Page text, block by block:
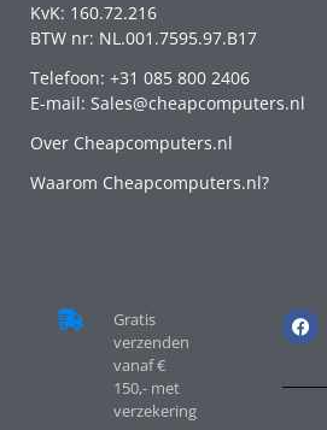
KvK: 160.72.216
BTW nr: NL.001.7595.97.B17
Telefoon: +31 085 800 2406
E-mail: Sales@cheapcomputers.nl
Over Cheapcomputers.nl
Waarom Cheapcomputers.nl?
Gratis
verzenden
vanaf €
150,- met
verzekering